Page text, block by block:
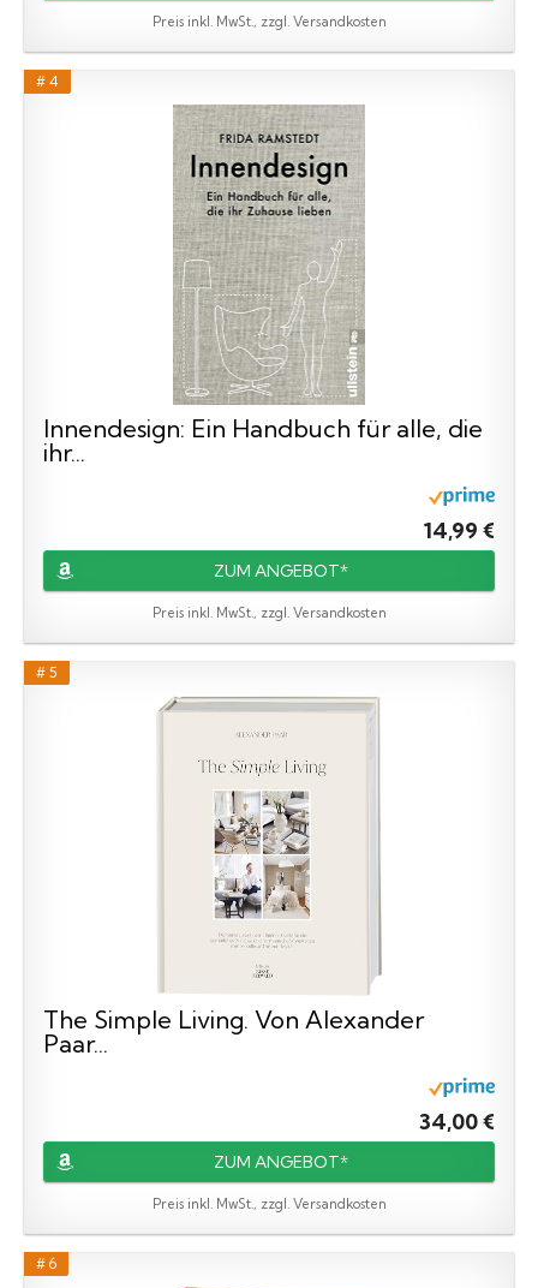
Preis inkl. MwSt., zzgl. Versandkosten
# 4
Innendesign: Ein Handbuch für alle, die
ihr...
14,99 €
ZUM ANGEBOT*
Preis inkl. MwSt., zzgl. Versandkosten
# 5
The Simple Living. Von Alexander
Paar...
34,00 €
ZUM ANGEBOT*
Preis inkl. MwSt., zzgl. Versandkosten
# 6